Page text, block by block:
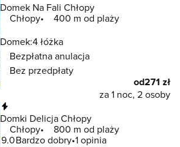
Domek Na Fali Chłopy
Chłopy
400 m od plaży
Domek:4 łóżka
Bezpłatna anulacja
Bez przedpłaty
od271 zł
za 1 noc, 2 osoby
Domki Delicja Chłopy
Chłopy
800 m od plaży
9.0Bardzo dobry 1 opinia